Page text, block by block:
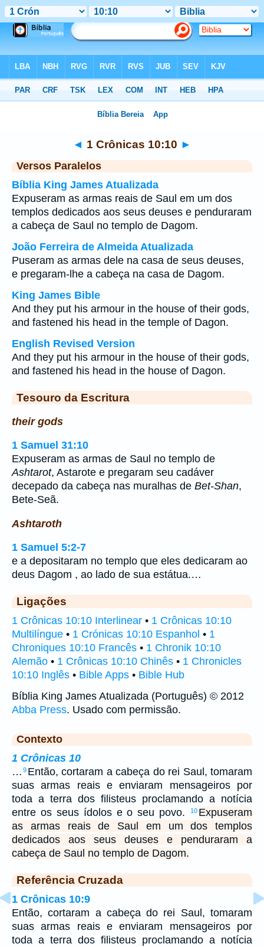
◄ 1 Crônicas 10:10 ►
Versos Paralelos
Bíblia King James Atualizada
Expuseram as armas reais de Saul em um dos
templos dedicados aos seus deuses e penduraram
a cabeça de Saul no templo de Dagom.
João Ferreira de Almeida Atualizada
Puseram as armas dele na casa de seus deuses,
e pregaram-lhe a cabeça na casa de Dagom.
King James Bible
And they put his armour in the house of their gods,
and fastened his head in the temple of Dagon.
English Revised Version
And they put his armour in the house of their gods,
and fastened his head in the house of Dagon.
Tesouro da Escritura
their gods
1 Samuel 31:10
Expuseram as armas de Saul no templo de
Ashtarot, Astarote e pregaram seu cadáver
decepado da cabeça nas muralhas de Bet-Shan,
Bete-Seã.
Ashtaroth
1 Samuel 5:2-7
e a depositaram no templo que eles dedicaram ao
deus Dagom , ao lado de sua estátua.…
Ligações
1 Crônicas 10:10 Interlinear • 1 Crônicas 10:10
Multilíngue • 1 Crónicas 10:10 Espanhol • 1
Chroniques 10:10 Francês • 1 Chronik 10:10
Alemão • 1 Crônicas 10:10 Chinês • 1 Chronicles
10:10 Inglês • Bible Apps • Bible Hub
Bíblia King James Atualizada (Português) © 2012
Abba Press. Usado com permissão.
Contexto
1 Crônicas 10
… 9 Então, cortaram a cabeça do rei Saul, tomaram
suas armas reais e enviaram mensageiros por
toda a terra dos filisteus proclamando a notícia
entre os seus ídolos e o seu povo.
10 Expuseram
as armas reais de Saul em um dos templos
dedicados aos seus deuses e penduraram a
cabeça de Saul no templo de Dagom.
Referência Cruzada
1 Crônicas 10:9
Então, cortaram a cabeça do rei Saul, tomaram
suas armas reais e enviaram mensageiros por
toda a terra dos filisteus proclamando a notícia